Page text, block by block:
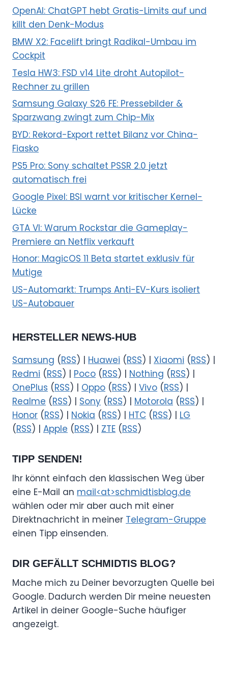
OpenAI: ChatGPT hebt Gratis-Limits auf und
killt den Denk-Modus
BMW X2: Facelift bringt Radikal-Umbau im
Cockpit
Tesla HW3: FSD v14 Lite droht Autopilot-
Rechner zu grillen
Samsung Galaxy S26 FE: Pressebilder &
Sparzwang zwingt zum Chip-Mix
BYD: Rekord-Export rettet Bilanz vor China-
Fiasko
PS5 Pro: Sony schaltet PSSR 2.0 jetzt
automatisch frei
Google Pixel: BSI warnt vor kritischer Kernel-
Lücke
GTA VI: Warum Rockstar die Gameplay-
Premiere an Netflix verkauft
Honor: MagicOS 11 Beta startet exklusiv für
Mutige
US-Automarkt: Trumps Anti-EV-Kurs isoliert
US-Autobauer
HERSTELLER NEWS-HUB
Samsung (RSS) | Huawei (RSS) | Xiaomi (RSS) |
Redmi (RSS) | Poco (RSS) | Nothing (RSS) |
OnePlus (RSS) | Oppo (RSS) | Vivo (RSS) |
Realme (RSS) | Sony (RSS) | Motorola (RSS) |
Honor (RSS) | Nokia (RSS) | HTC (RSS) | LG
(RSS) | Apple (RSS) | ZTE (RSS)
TIPP SENDEN!
Ihr könnt einfach den klassischen Weg über
eine E-Mail an mail<at>schmidtisblog.de
wählen oder mir aber auch mit einer
Direktnachricht in meiner Telegram-Gruppe
einen Tipp einsenden.
DIR GEFÄLLT SCHMIDTIS BLOG?
Mache mich zu Deiner bevorzugten Quelle bei
Google. Dadurch werden Dir meine neuesten
Artikel in deiner Google-Suche häufiger
angezeigt.